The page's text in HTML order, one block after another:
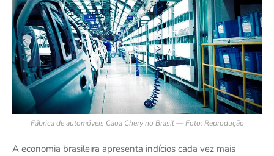
Fábrica de automóveis Caoa Chery no Brasil — Foto: Reprodução
A economia brasileira apresenta indícios cada vez mais